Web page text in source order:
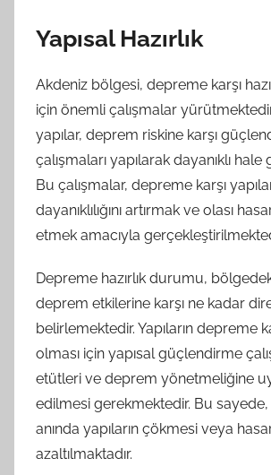
Yapısal Hazırlık
Akdeniz bölgesi, depreme karşı
için önemli çalışmalar
yapılar, deprem riskine karşı
çalışmaları yapılarak dayanıklı
Bu çalışmalar, depreme karşı
dayanıklılığını artırmak ve olası
etmek amacıyla
Depreme hazırlık durumu,
deprem etkilerine karşı ne kadar
belirlemektedir. Yapıların depreme
olması için yapısal güçlendirme
etütleri ve deprem yönetmeliğine
edilmesi gerekmektedir. Bu
anında yapıların çökmesi veya
azaltılmaktadır.